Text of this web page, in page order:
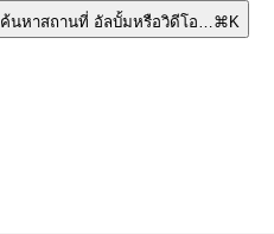
ค้นหาสถานที่ อัลบั้มหรือวิดีโอ…⌘K